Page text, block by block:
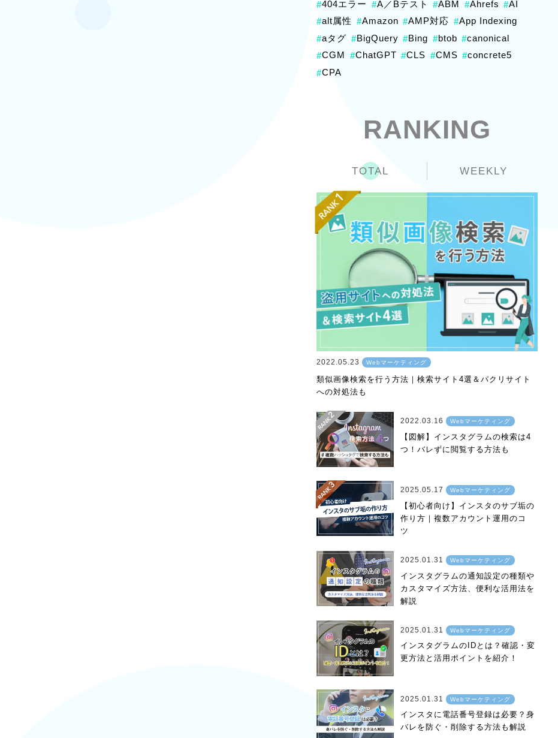
#404エラー #A／Bテスト #ABM #Ahrefs #AI
#alt属性 #Amazon #AMP対応 #App Indexing
#aタグ #BigQuery #Bing #btob #canonical
#CGM #ChatGPT #CLS #CMS #concrete5
#CPA
RANKING
TOTAL WEEKLY
2022.05.23 Webマーケティング
類似画像検索を行う方法｜検索サイト4選＆パクリサイト
への対処法も
2022.03.16 Webマーケティング
【図解】インスタグラムの検索は4
つ！バレずに閲覧する方法も
2025.05.17 Webマーケティング
【初心者向け】インスタのサブ垢の
作り方｜複数アカウント運用のコ
ツ
2025.01.31 Webマーケティング
インスタグラムの通知設定の種類や
カスタマイズ方法、便利な活用法を
解説
2025.01.31 Webマーケティング
インスタグラムのIDとは？確認・変
更方法と活用ポイントを紹介！
2025.01.31 Webマーケティング
インスタに電話番号登録は必要？身
バレを防ぐ・削除する方法も解説